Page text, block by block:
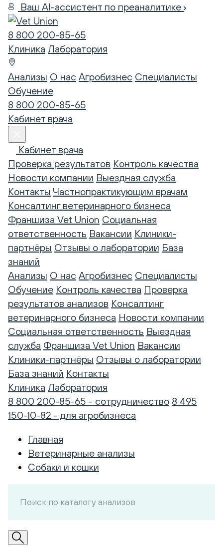
Ваш AI-ассистент по преаналитике
8 800 200-85-65
Клиника Лаборатория
Анализы О нас Агробизнес Специалисты
Обучение
8 800 200-85-65
Кабинет врача
Кабинет врача
Проверка результатов Контроль качества
Новости компании Выездная служба
Контакты Частнопрактикующим врачам
Консалтинг ветеринарного бизнеса
Франшиза Vet Union Социальная
ответственность Вакансии Клиники-
партнёры Отзывы о лаборатории База
знаний
Анализы О нас Агробизнес Специалисты
Обучение Контроль качества Проверка
результатов анализов Консалтинг
ветеринарного бизнеса Новости компании
Социальная ответственность Выездная
служба Франшиза Vet Union Вакансии
Клиники-партнёры Отзывы о лаборатории
База знаний Контакты
Клиника Лаборатория
8 800 200-85-65 - сотрудничество 8 495
150-10-82 - для агробизнеса
Главная
Ветеринарные анализы
Собаки и кошки